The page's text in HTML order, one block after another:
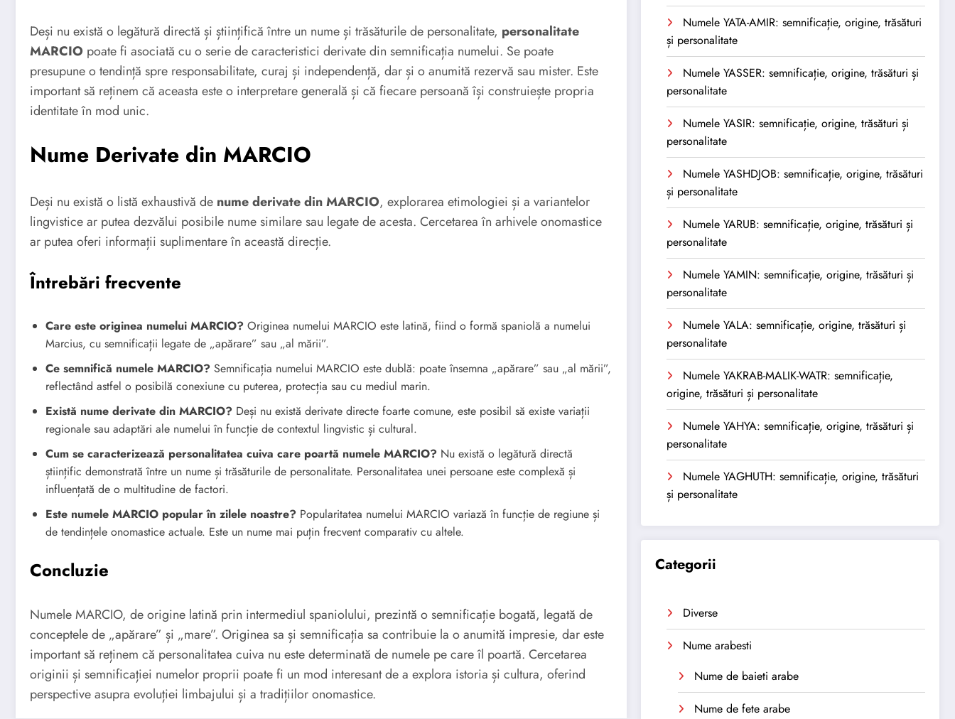
Deși nu există o legătură directă și științifică între un nume și trăsăturile de personalitate, personalitate
MARCIO poate fi asociată cu o serie de caracteristici derivate din semnificația numelui. Se poate
presupune o tendință spre responsabilitate, curaj și independență, dar și o anumită rezervă sau mister. Este
important să reținem că aceasta este o interpretare generală și că fiecare persoană își construiește propria
identitate în mod unic.
Nume Derivate din MARCIO
Deși nu există o listă exhaustivă de nume derivate din MARCIO, explorarea etimologiei și a variantelor
lingvistice ar putea dezvălui posibile nume similare sau legate de acesta. Cercetarea în arhivele onomastice
ar putea oferi informații suplimentare în această direcție.
Întrebări frecvente
Care este originea numelui MARCIO? Originea numelui MARCIO este latină, fiind o formă spaniolă a numelui
Marcius, cu semnificații legate de „apărare” sau „al mării”.
Ce semnifică numele MARCIO? Semnificația numelui MARCIO este dublă: poate însemna „apărare” sau „al mării”,
reflectând astfel o posibilă conexiune cu puterea, protecția sau cu mediul marin.
Există nume derivate din MARCIO? Deși nu există derivate directe foarte comune, este posibil să existe variații
regionale sau adaptări ale numelui în funcție de contextul lingvistic și cultural.
Cum se caracterizează personalitatea cuiva care poartă numele MARCIO? Nu există o legătură directă
științific demonstrată între un nume și trăsăturile de personalitate. Personalitatea unei persoane este complexă și
influențată de o multitudine de factori.
Este numele MARCIO popular în zilele noastre? Popularitatea numelui MARCIO variază în funcție de regiune și
de tendințele onomastice actuale. Este un nume mai puțin frecvent comparativ cu altele.
Concluzie
Numele MARCIO, de origine latină prin intermediul spaniolului, prezintă o semnificație bogată, legată de
conceptele de „apărare” și „mare”. Originea sa și semnificația sa contribuie la o anumită impresie, dar este
important să reținem că personalitatea cuiva nu este determinată de numele pe care îl poartă. Cercetarea
originii și semnificației numelor proprii poate fi un mod interesant de a explora istoria și cultura, oferind
perspective asupra evoluției limbajului și a tradițiilor onomastice.
Numele YATA-AMIR: semnificație, origine, trăsături
și personalitate
Numele YASSER: semnificație, origine, trăsături și
personalitate
Numele YASIR: semnificație, origine, trăsături și
personalitate
Numele YASHDJOB: semnificație, origine, trăsături
și personalitate
Numele YARUB: semnificație, origine, trăsături și
personalitate
Numele YAMIN: semnificație, origine, trăsături și
personalitate
Numele YALA: semnificație, origine, trăsături și
personalitate
Numele YAKRAB-MALIK-WATR: semnificație,
origine, trăsături și personalitate
Numele YAHYA: semnificație, origine, trăsături și
personalitate
Numele YAGHUTH: semnificație, origine, trăsături
și personalitate
Categorii
Diverse
Nume arabesti
Nume de baieti arabe
Nume de fete arabe